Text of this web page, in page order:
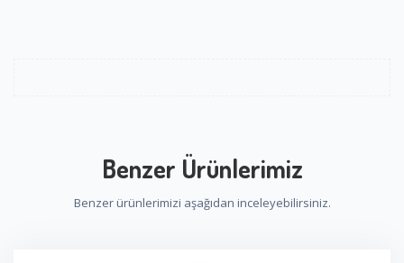
Benzer Ürünlerimiz
Benzer ürünlerimizi aşağıdan inceleyebilirsiniz.